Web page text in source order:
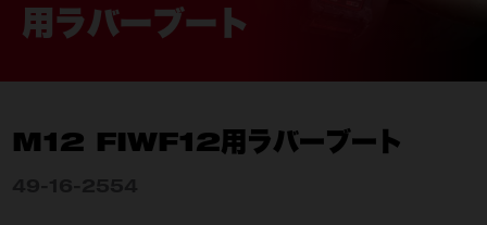
用ラバーブート
M12 FIWF12用ラバーブート